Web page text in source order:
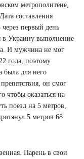
метрополитене,
составления
первый день
в Украину выполнение
И мужчина не мог
года, поэтому
была для него
он смог
чтобы оказаться на
поезд на 5 метров,
5 метров 68
Парень в свои